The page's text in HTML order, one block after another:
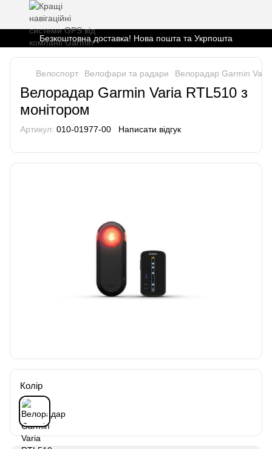
Безкоштовна доставка! Нова пошта та Укрпошта
Велоспорт Велофари та радари Велорадар Garmin
Велорадар Garmin Varia RTL510 з
монітором
Артикул: 010-01977-00 Написати відгук
Колір